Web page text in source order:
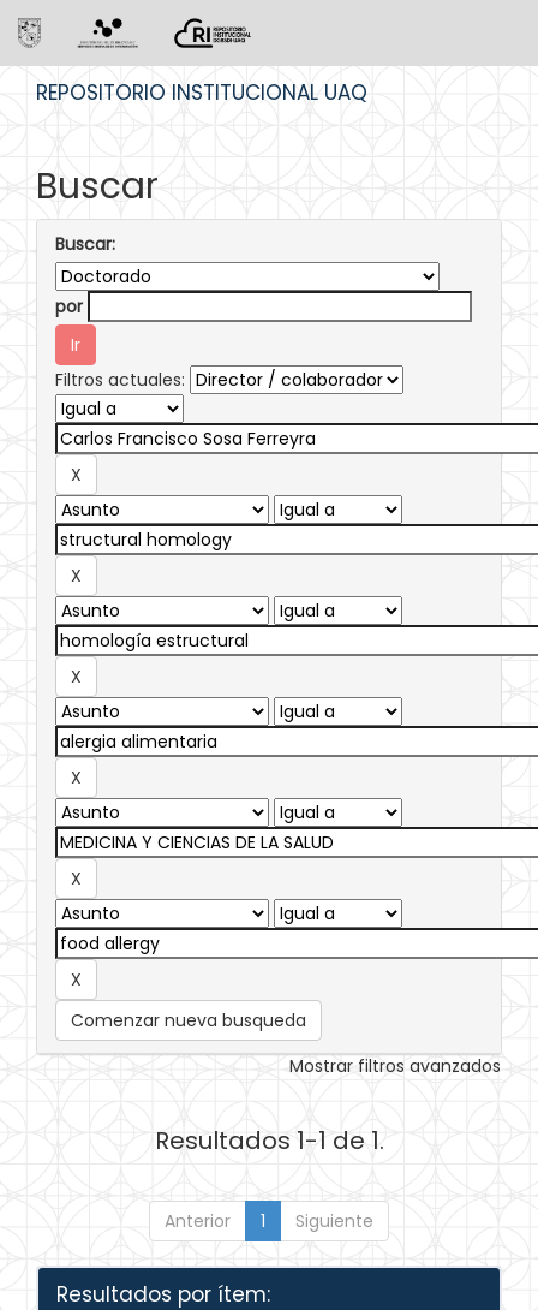
REPOSITORIO INSTITUCIONAL UAQ
Buscar
Buscar:
por
Filtros actuales:
Comenzar nueva busqueda
Mostrar filtros avanzados
Resultados 1-1 de 1.
Anterior 1 Siguiente
Resultados por ítem: